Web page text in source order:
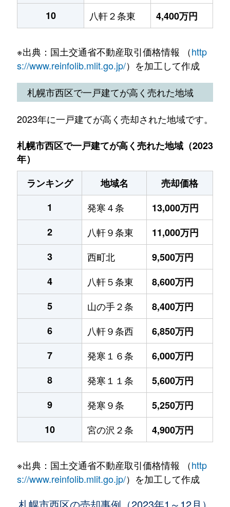
10
八軒２条東 4,400万円
※出典：国土交通省不動産取引価格情報 （http
s://www.reinfolib.mlit.go.jp/）を加工して作成
札幌市西区で一戸建てが高く売れた地域
2023年に一戸建てが高く売却された地域です。
札幌市西区で一戸建てが高く売れた地域（2023
年）
ランキング
地域名
売却価格
1
発寒４条
13,000万円
2
八軒９条東
11,000万円
3
西町北
9,500万円
4
八軒５条東
8,600万円
5
山の手２条
8,400万円
6
八軒９条西
6,850万円
7
発寒１６条
6,000万円
8
発寒１１条
5,600万円
9
発寒９条
5,250万円
10
宮の沢２条 4,900万円
※出典：国土交通省不動産取引価格情報 （http
s://www.reinfolib.mlit.go.jp/）を加工して作成